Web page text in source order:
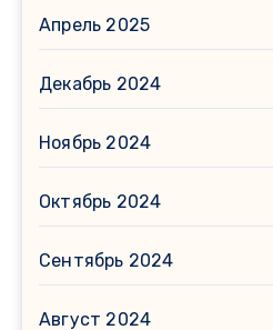
Апрель 2025
Декабрь 2024
Ноябрь 2024
Октябрь 2024
Сентябрь 2024
Август 2024